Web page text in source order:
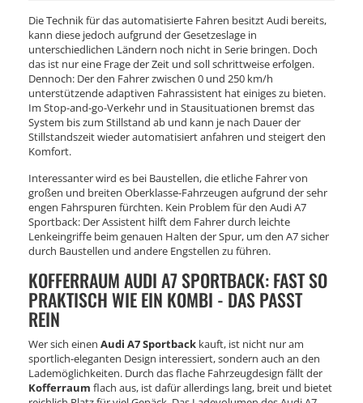
Die Technik für das automatisierte Fahren besitzt Audi bereits,
kann diese jedoch aufgrund der Gesetzeslage in
unterschiedlichen Ländern noch nicht in Serie bringen. Doch
das ist nur eine Frage der Zeit und soll schrittweise erfolgen.
Dennoch: Der den Fahrer zwischen 0 und 250 km/h
unterstützende adaptiven Fahrassistent hat einiges zu bieten.
Im Stop-and-go-Verkehr und in Stausituationen bremst das
System bis zum Stillstand ab und kann je nach Dauer der
Stillstandszeit wieder automatisiert anfahren und steigert den
Komfort.
Interessanter wird es bei Baustellen, die etliche Fahrer von
großen und breiten Oberklasse-Fahrzeugen aufgrund der sehr
engen Fahrspuren fürchten. Kein Problem für den Audi A7
Sportback: Der Assistent hilft dem Fahrer durch leichte
Lenkeingriffe beim genauen Halten der Spur, um den A7 sicher
durch Baustellen und andere Engstellen zu führen.
KOFFERRAUM AUDI A7 SPORTBACK: FAST SO
PRAKTISCH WIE EIN KOMBI - DAS PASST
REIN
Wer sich einen Audi A7 Sportback kauft, ist nicht nur am
sportlich-eleganten Design interessiert, sondern auch an den
Lademöglichkeiten. Durch das flache Fahrzeugdesign fällt der
Kofferraum flach aus, ist dafür allerdings lang, breit und bietet